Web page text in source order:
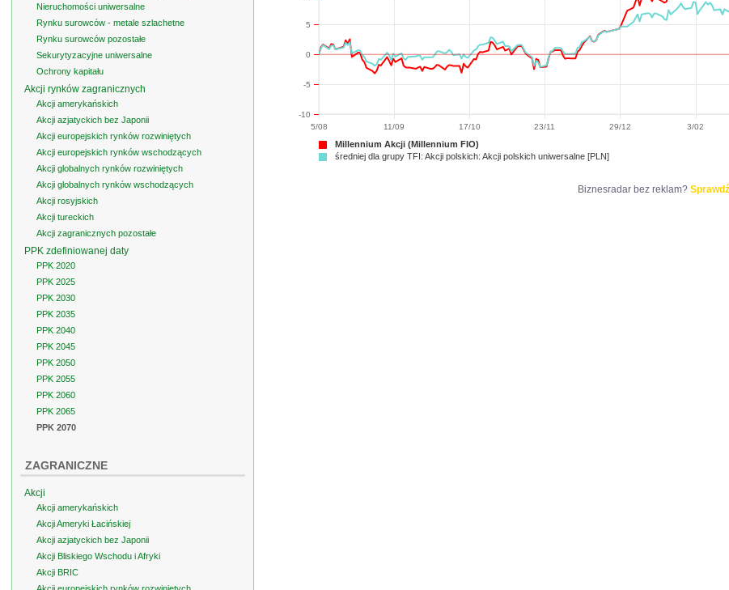
5/08 11/09 17/10 23/11 29/12 3/02
-10
-5
0
5
Millennium Akcji (Millennium FIO)
średniej dla grupy TFI: Akcji polskich: Akcji polskich uniwersalne [PLN]
Biznesradar bez reklam?
Nieruchomości uniwersalne
Rynku surowców - metale szlachetne
Rynku surowców pozostałe
Sekurytyzacyjne uniwersalne
Ochrony kapitału
Akcji rynków zagranicznych
Akcji amerykańskich
Akcji azjatyckich bez Japonii
Akcji europejskich rynków rozwiniętych
Akcji europejskich rynków wschodzących
Akcji globalnych rynków rozwiniętych
Akcji globalnych rynków wschodzących
Akcji rosyjskich
Akcji tureckich
Akcji zagranicznych pozostałe
PPK zdefiniowanej daty
PPK 2020
PPK 2025
PPK 2030
PPK 2035
PPK 2040
PPK 2045
PPK 2050
PPK 2055
PPK 2060
PPK 2065
PPK 2070
ZAGRANICZNE
Akcji
Akcji amerykańskich
Akcji Ameryki Łacińskiej
Akcji azjatyckich bez Japonii
Akcji Bliskiego Wschodu i Afryki
Akcji BRIC